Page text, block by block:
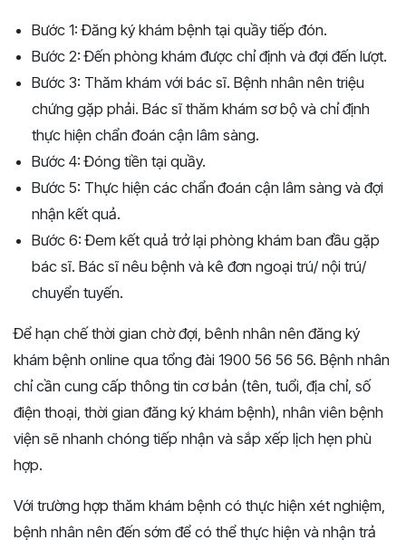
Bước 1: Đăng ký khám bệnh tại quầy tiếp đón.
Bước 2: Đến phòng khám được chỉ định và đợi đến lượt.
Bước 3: Thăm khám với bác sĩ. Bệnh nhân nên triệu
chứng gặp phải. Bác sĩ thăm khám sơ bộ và chỉ định
thực hiện chẩn đoán cận lâm sàng.
Bước 4: Đóng tiền tại quầy.
Bước 5: Thực hiện các chẩn đoán cận lâm sàng và đợi
nhận kết quả.
Bước 6: Đem kết quả trở lại phòng khám ban đầu gặp
bác sĩ. Bác sĩ nêu bệnh và kê đơn ngoại trú/ nội trú/
chuyển tuyến.
Để hạn chế thời gian chờ đợi, bênh nhân nên đăng ký
khám bệnh online qua tổng đài 1900 56 56 56. Bệnh nhân
chỉ cần cung cấp thông tin cơ bản (tên, tuổi, địa chỉ, số
điện thoại, thời gian đăng ký khám bệnh), nhân viên bệnh
viện sẽ nhanh chóng tiếp nhận và sắp xếp lịch hẹn phù
hợp.
Với trường hợp thăm khám bệnh có thực hiện xét nghiệm,
bệnh nhân nên đến sớm để có thể thực hiện và nhận trả